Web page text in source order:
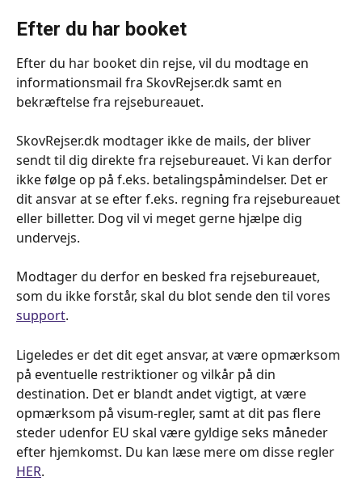
Efter du har booket
Efter du har booket din rejse, vil du modtage en
informationsmail fra SkovRejser.dk samt en
bekræftelse fra rejsebureauet.
SkovRejser.dk modtager ikke de mails, der bliver
sendt til dig direkte fra rejsebureauet. Vi kan derfor
ikke følge op på f.eks. betalingspåmindelser. Det er
dit ansvar at se efter f.eks. regning fra rejsebureauet
eller billetter. Dog vil vi meget gerne hjælpe dig
undervejs.
Modtager du derfor en besked fra rejsebureauet,
som du ikke forstår, skal du blot sende den til vores
support.
Ligeledes er det dit eget ansvar, at være opmærksom
på eventuelle restriktioner og vilkår på din
destination. Det er blandt andet vigtigt, at være
opmærksom på visum-regler, samt at dit pas flere
steder udenfor EU skal være gyldige seks måneder
efter hjemkomst. Du kan læse mere om disse regler
HER.